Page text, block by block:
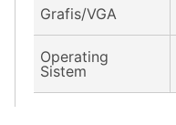
Grafis/VGA
Operating
Sistem